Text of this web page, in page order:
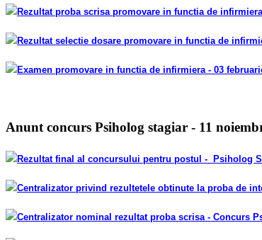
Rezultat proba scrisa promovare in functia de infirmiera
Rezultat selectie dosare promovare in functia de
Examen promovare in functia de infirmiera - 03
Anunt concurs Psiholog stagiar - 11
Rezultat final al concursului pentru postul - Psiholog
Centralizator privind rezultetele obtinute la proba de
Centralizator nominal rezultat proba scrisa - Concurs